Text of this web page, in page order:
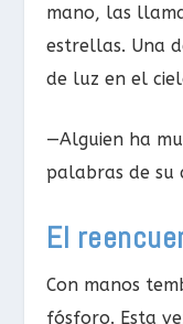
mano, las
estrellas. Una
de luz en el
—Alguien ha
palabras de su
El
Con manos
fósforo. Esta